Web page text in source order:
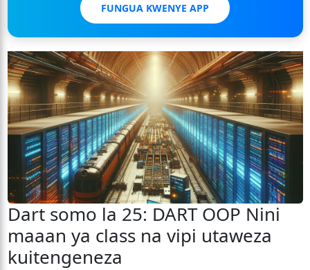
FUNGUA KWENYE APP
Dart somo la 25: DART OOP Nini
maaan ya class na vipi utaweza
kuitengeneza